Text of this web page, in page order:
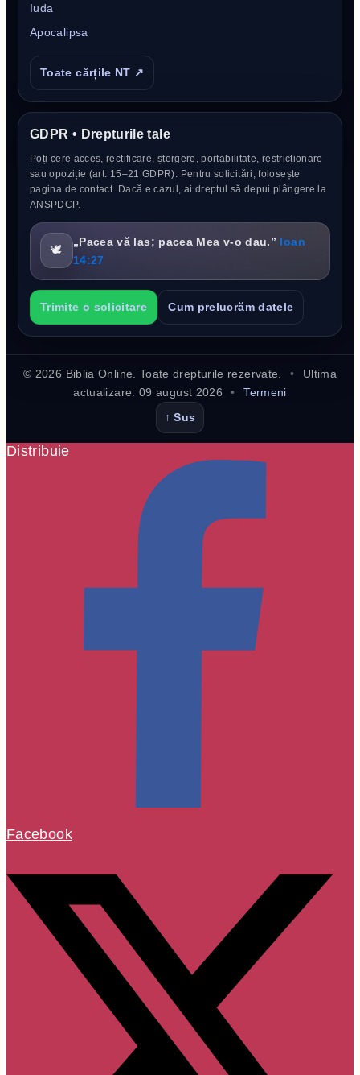
Iuda
Apocalipsa
Toate cărțile NT ↗
GDPR • Drepturile tale
Poți cere acces, rectificare, ștergere, portabilitate, restricționare
sau opoziție (art. 15–21 GDPR). Pentru solicitări, folosește
pagina de contact. Dacă e cazul, ai dreptul să depui plângere la
ANSPDCP.
🕊️
„Pacea vă las; pacea Mea v-o dau.” Ioan
14:27
Trimite o solicitare Cum prelucrăm datele
© 2026 Biblia Online. Toate drepturile rezervate. •
Ultima
actualizare: 09 august 2026 •
Termeni
↑ Sus
Distribuie
Facebook